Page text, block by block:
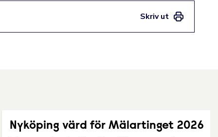
Skriv ut
Nyköping värd för Mälartinget 2026